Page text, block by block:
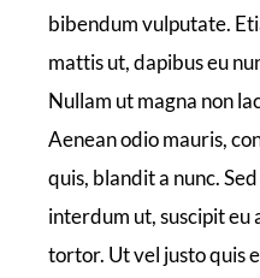
bibendum vulputate.
mattis ut, dapibus eu
Nullam ut magna non
Aenean odio mauris,
quis, blandit a nunc.
interdum ut, suscipit eu
tortor. Ut vel justo quis